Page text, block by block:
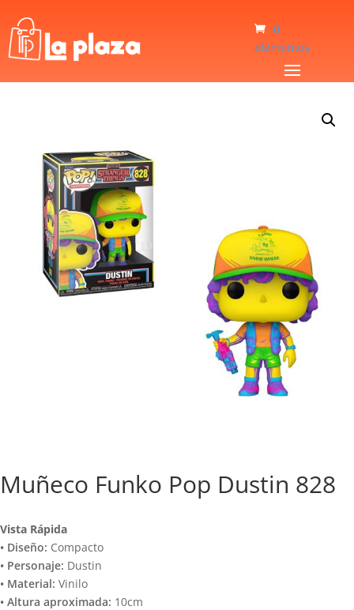
0
elementos
Muñeco Funko Pop Dustin 828
Muñeco Funko Pop Dustin 828
Vista Rápida
• Diseño: Compacto
• Personaje: Dustin
• Material: Vinilo
• Altura aproximada: 10cm